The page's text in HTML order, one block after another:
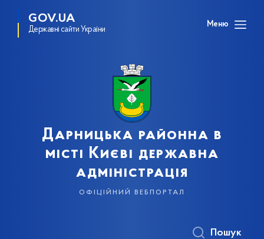
GOV.UA
Державні сайти України
Меню
Дарницька районна в
місті Києві державна
адміністрація
офіційний вебпортал
Пошук